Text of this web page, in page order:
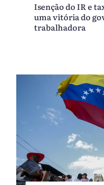
Isenção do IR e
uma vitória do
trabalhadora